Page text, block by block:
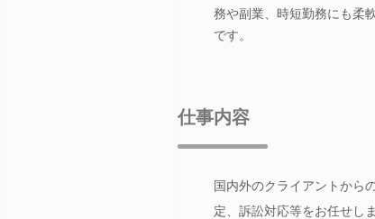
務や副業、時短勤務にも柔
です。
仕事内容
国内外のクライアントから
定、訴訟対応等をお任せしま